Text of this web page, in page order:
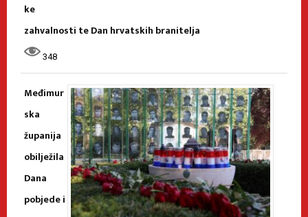
ke
zahvalnosti te Dan hrvatskih branitelja
348
Međimur
ska
županija
obilježila
Dana
pobjede i